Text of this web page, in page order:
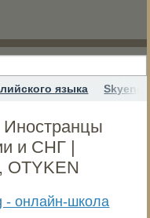
языка Skyeng
и СНГ |
OTYKEN
- онлайн-школа